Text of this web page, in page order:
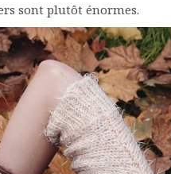
sont plutôt énormes.